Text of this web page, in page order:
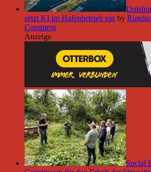
setzt KI im Hafenbetrieb ein by
Comment
Anzeige
Social